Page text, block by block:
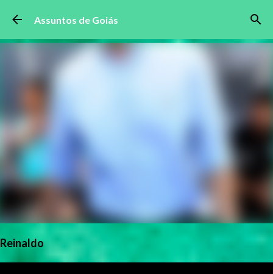
Pular para o conteúdo principal
Assuntos de Goiás
Reinaldo